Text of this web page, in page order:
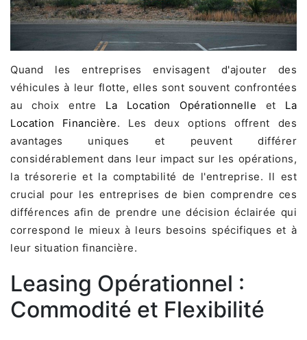
Quand les entreprises envisagent d'ajouter des
véhicules à leur flotte, elles sont souvent confrontées
au choix entre La Location Opérationnelle et La
Location Financière. Les deux options offrent des
avantages uniques et peuvent différer
considérablement dans leur impact sur les opérations,
la trésorerie et la comptabilité de l'entreprise. Il est
crucial pour les entreprises de bien comprendre ces
différences afin de prendre une décision éclairée qui
correspond le mieux à leurs besoins spécifiques et à
leur situation financière.
Leasing Opérationnel :
Commodité et Flexibilité